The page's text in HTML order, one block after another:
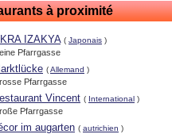
à proximité
IZAKYA ( Japonais )
Pfarrgasse
(Allemand )
Pfarrgasse
Vincent ( International )
Pfarrgasse
im augarten ( autrichien )